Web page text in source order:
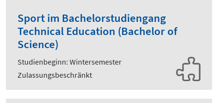
Sport im Bachelorstudiengang
Technical Education (Bachelor of
Science)
Studienbeginn: Wintersemester
Zulassungsbeschränkt